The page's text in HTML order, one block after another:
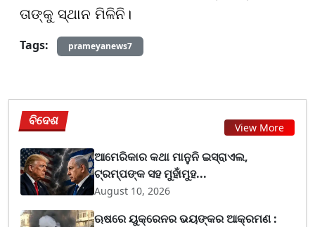
ତାଙ୍କୁ ସ୍ଥାନ ମିଳିନି।
Tags:
prameyanews7
ବିଦେଶ View More
ଆମେରିକାର କଥା ମାନୁନି ଇସ୍ରାଏଲ,
ଟ୍ରମ୍ପଙ୍କ ସହ ମୁହାଁମୁହ...
August 10, 2026
ଋଷରେ ୟୁକ୍ରେନର ଭୟଙ୍କର ଆକ୍ରମଣ :